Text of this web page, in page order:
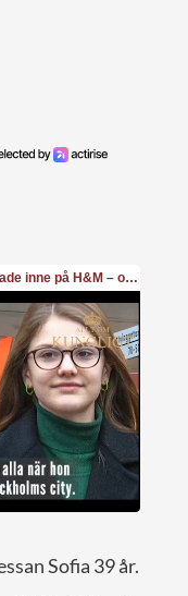
Sofia 39 år.